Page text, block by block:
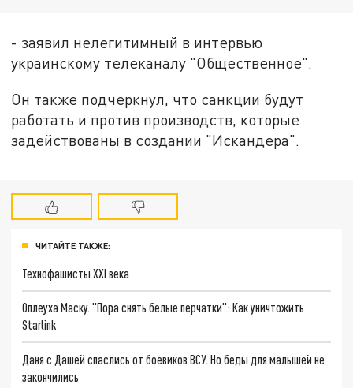
- заявил нелегитимный в интервью
украинскому телеканалу "Общественное".
Он также подчеркнул, что санкции будут
работать и против производств, которые
задействованы в создании "Искандера".
ЧИТАЙТЕ ТАКЖЕ:
Технофашисты XXI века
Оплеуха Маску. "Пора снять белые перчатки": Как уничтожить
Starlink
Даня с Дашей спаслись от боевиков ВСУ. Но беды для малышей не
закончились